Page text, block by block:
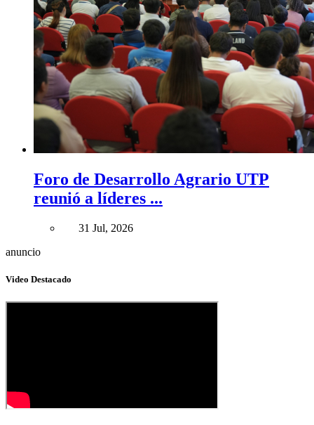
Foro de Desarrollo Agrario UTP
reunió a líderes ...
31 Jul, 2026
anuncio
Video Destacado